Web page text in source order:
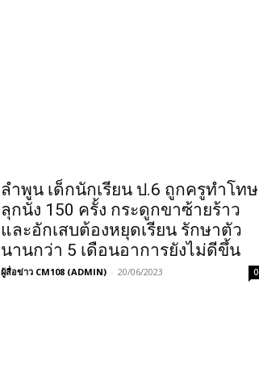
ลำพูน เด็กนักเรียน ป.6 ถูกครูทำโทษ
ลุกนั่ง 150 ครั้ง กระดูกขาซ้ายร้าว
และอักเสบต้องหยุดเรียน รักษาตัว
นานกว่า 5 เดือนอาการยังไม่ดีขึ้น
ผู้สื่อข่าว CM108 (ADMIN) - 20/06/2023 0